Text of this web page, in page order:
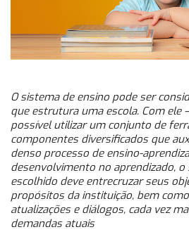
O sistema de ensino pode ser
que estrutura uma escola. Com ele
possível utilizar um conjunto de
componentes diversificados que
denso processo de ensino-
desenvolvimento no aprendizado,
escolhido deve entrecruzar seus
propósitos da instituição, bem
atualizações e diálogos, cada vez
demandas atuais